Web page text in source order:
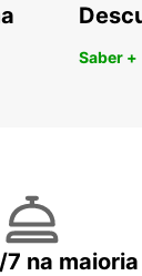
Saber +
na